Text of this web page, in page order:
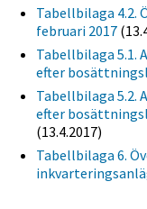
Tabellbilaga 4.2.
februari 2017
Tabellbilaga 5.1.
efter
Tabellbilaga 5.2.
efter
(13.4.2017)
Tabellbilaga 6.